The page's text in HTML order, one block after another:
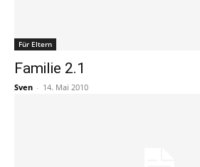
Für Eltern
Familie 2.1
Sven - 14. Mai 2010